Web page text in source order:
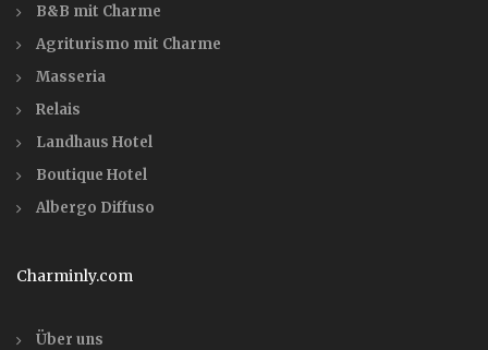
B&B mit Charme
Agriturismo mit Charme
Masseria
Relais
Landhaus Hotel
Boutique Hotel
Albergo Diffuso
Charminly.com
Über uns